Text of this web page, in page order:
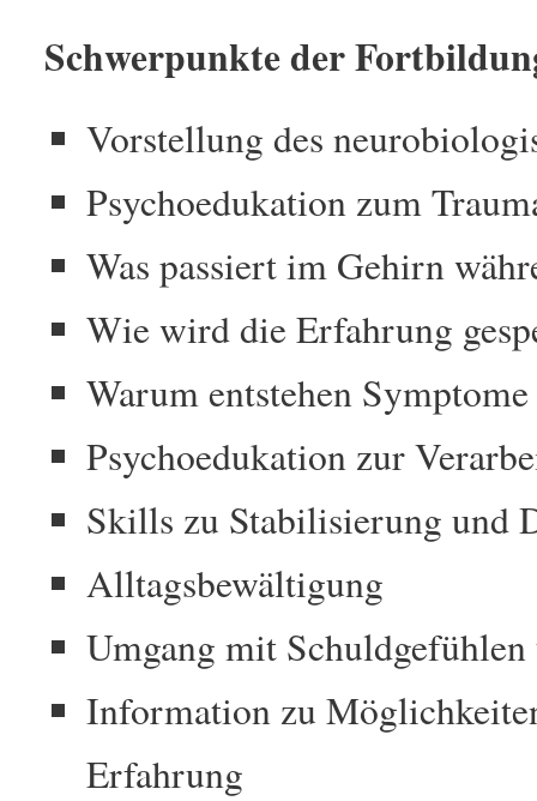
Schwerpunkte der
Vorstellung des
Psychoedukation zum
Was passiert im Gehirn
Wie wird die Erfahrung
Warum entstehen Symptome
Psychoedukation zur
Skills zu Stabilisierung und
Alltagsbewältigung
Umgang mit
Information zu
Erfahrung